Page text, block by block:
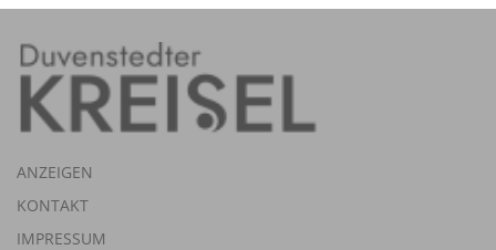
ANZEIGEN
KONTAKT
IMPRESSUM